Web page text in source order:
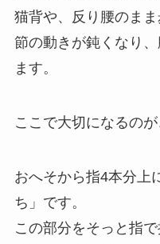
猫背や、反り腰のま
節の動きが鈍くなり
ます。
ここで大切になるの
おへそから指4本分上
ち」です。
この部分をそっと指で